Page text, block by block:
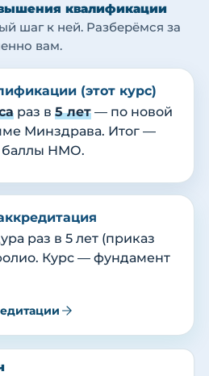
квалификации
шаг к ней. Разберёмся за
вам.
(этот курс)
раз в 5 лет — по новой
Минздрава. Итог —
баллы НМО.
раз в 5 лет (приказ
Курс — фундамент